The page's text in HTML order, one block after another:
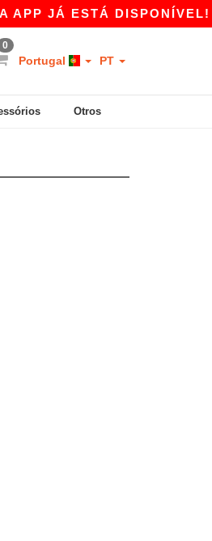
JÁ ESTÁ DISPONÍVEL!
0
Portugal PT
Otros